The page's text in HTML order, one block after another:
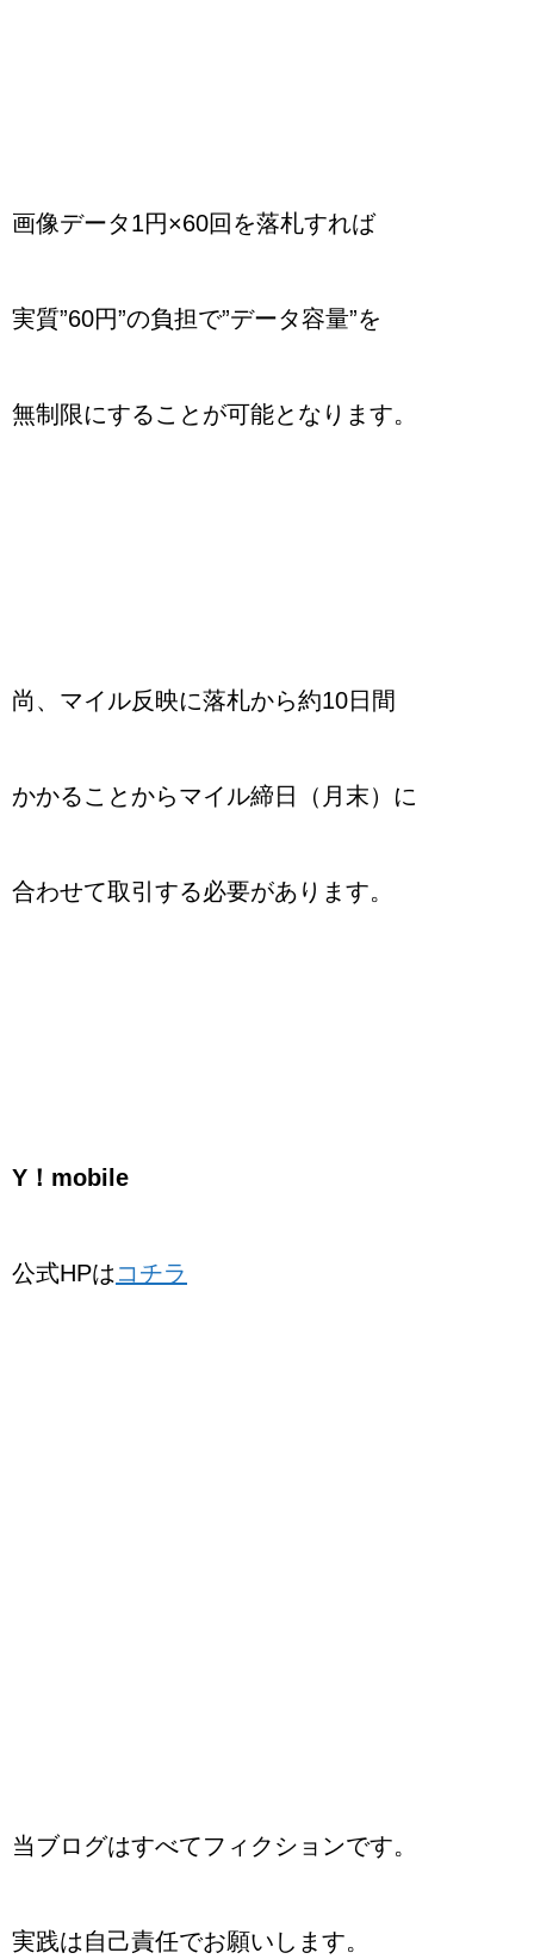
画像データ1円×60回を落札すれば
実質”60円”の負担で”データ容量”を
無制限にすることが可能となります。
尚、マイル反映に落札から約10日間
かかることからマイル締日（月末）に
合わせて取引する必要があります。
Y！mobile
公式HPは コチラ
当ブログはすべてフィクションです。
実践は自己責任でお願いします。